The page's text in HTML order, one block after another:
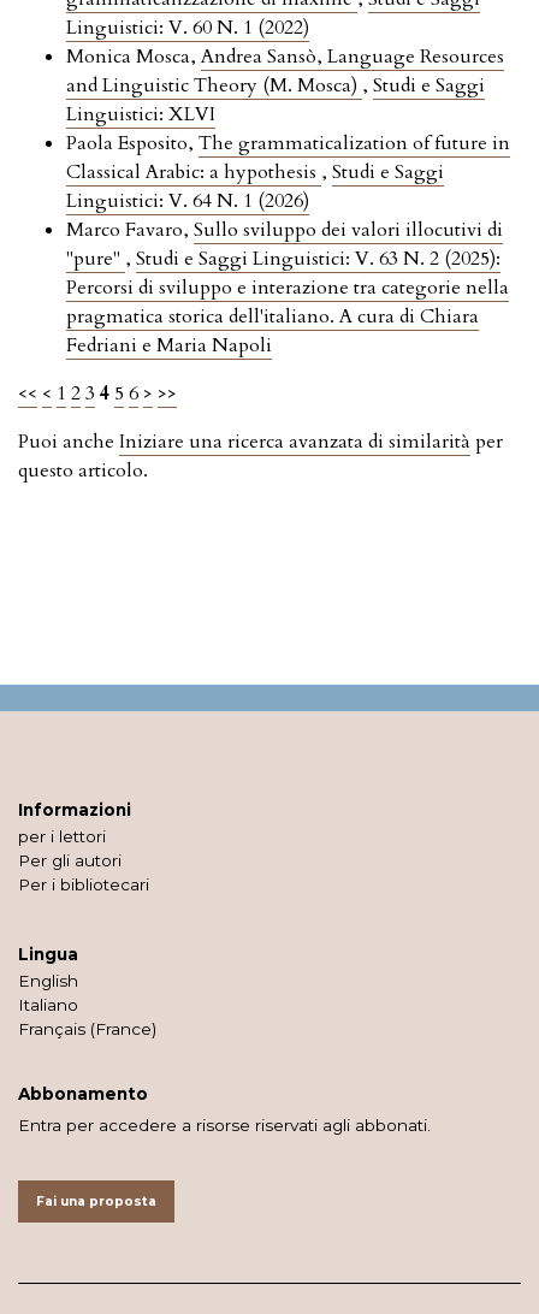
Linguistici: V. 60 N. 1 (2022)
Monica Mosca,Andrea Sansò, Language Resources
and Linguistic Theory (M. Mosca) , Studi e Saggi
Linguistici: XLVI
Paola Esposito, The grammaticalization of future in
Classical Arabic: a hypothesis , Studi e Saggi
Linguistici: V. 64 N. 1 (2026)
Marco Favaro, Sullo sviluppo dei valori illocutivi di
"pure" , Studi e Saggi Linguistici: V. 63 N. 2 (2025):
Percorsi di sviluppo e interazione tra categorie nella
pragmatica storica dell'italiano. A cura di Chiara
Fedriani e Maria Napoli
<< < 1 23 4 5 6 > >>
Puoi anche Iniziare una ricerca avanzata di similarità per
questo articolo.
Informazioni
per i lettori
Per gli autori
Per i bibliotecari
Lingua
English
Italiano
Français (France)
Abbonamento
Entra per accedere a risorse riservati agli abbonati.
Fai una proposta